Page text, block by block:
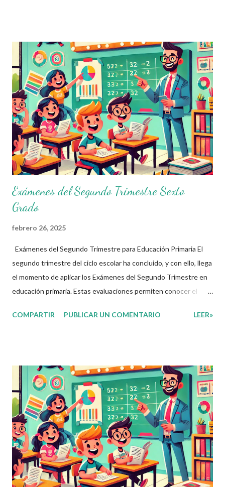
en el aprendizaje de sus estudiantes. Compartimos los
Exámenes del Segundo Trimestre Con el objetivo de apoyar a la
comunidad educativa, ponemos a su disposición los Exámenes
del Segundo Trimestre para todos los grados de educación
primaria. Estos materiales han sido elaborados por el Profe Díaz ,
un docente comprometido con la educación que
constantemente comparte material didáctico de gran calidad.
Agradecemos p...
Exámenes del Segundo Trimestre Sexto
Grado
febrero 26, 2025
Exámenes del Segundo Trimestre para Educación Primaria El
segundo trimestre del ciclo escolar ha concluido, y con ello, llega
el momento de aplicar los Exámenes del Segundo Trimestre en
educación primaria. Estas evaluaciones permiten conocer el
establecidos en el nuevo plan de estudios: Lenguajes Saberes y
en el aprendizaje de sus estudiantes. Compartimos los
Exámenes del Segundo Trimestre Con el objetivo de apoyar a la
comunidad educativa, ponemos a su disposición los Exámenes
del Segundo Trimestre para todos los grados de educación
primaria. Estos materiales han sido elaborados por el Profe Díaz ,
un docente comprometido con la educación que
constantemente comparte material didáctico de gran calidad.
Agradecemos prof...
COMPARTIR PUBLICAR UN COMENTARIO LEER»